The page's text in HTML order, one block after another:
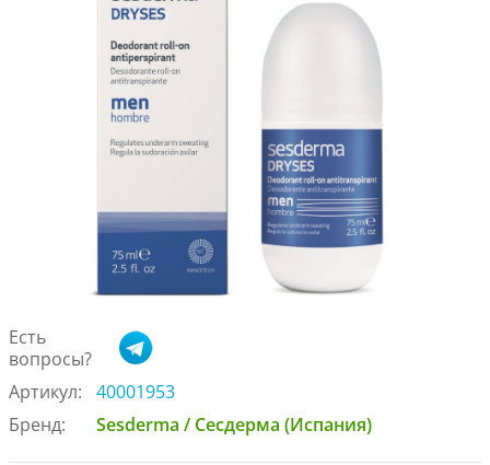
Есть
вопросы?
Артикул:
40001953
Бренд:
Sesderma / Сесдерма (Испания)